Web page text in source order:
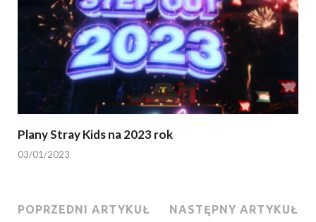
Plany Stray Kids na 2023 rok
03/01/2023
POPRZEDNI ARTYKUŁ NASTĘPNY ARTYKUŁ